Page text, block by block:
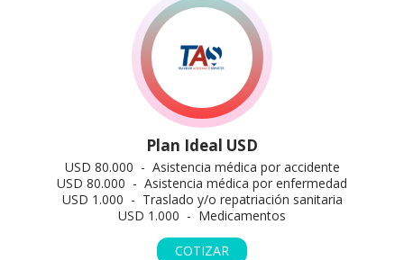
Plan Ideal USD
USD 80.000 - Asistencia médica por accidente
USD 80.000 - Asistencia médica por enfermedad
USD 1.000 - Traslado y/o repatriación sanitaria
USD 1.000 - Medicamentos
COTIZAR